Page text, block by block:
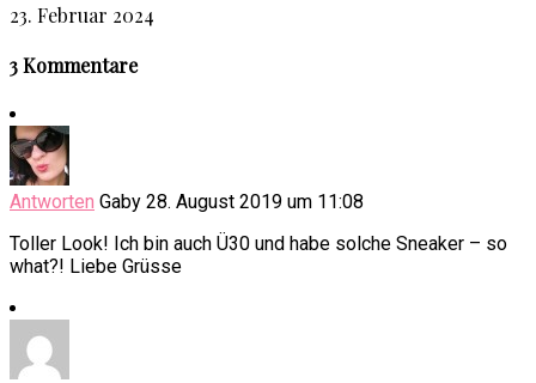
23. Februar 2024
3 Kommentare
Antworten Gaby 28. August 2019 um 11:08
Toller Look! Ich bin auch Ü30 und habe solche Sneaker – so
what?! Liebe Grüsse